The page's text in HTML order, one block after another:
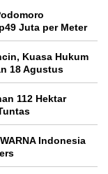
Juta per Meter
Kuasa Hukum
18 Agustus
112 Hektar
Indonesia